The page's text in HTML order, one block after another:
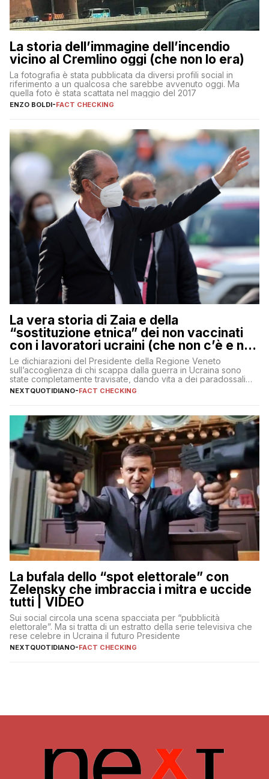
La storia dell’immagine dell’incendio
vicino al Cremlino oggi (che non lo era)
La fotografia è stata pubblicata da diversi profili social in
riferimento a un qualcosa che sarebbe avvenuto oggi. Ma
quella foto è stata scattata nel maggio del 2017
ENZO BOLDI-FACT CHECKING
La vera storia di Zaia e della
“sostituzione etnica” dei non vaccinati
con i lavoratori ucraini (che non c’è e non
ci sarà)
Le dichiarazioni del Presidente della Regione Veneto
sull’accoglienza di chi scappa dalla guerra in Ucraina sono
state completamente travisate, dando vita a dei paradossali
falsi che girano sui social
NEXTQUOTIDIANO-FACT CHECKING
La bufala dello “spot elettorale” con
Zelensky che imbraccia i mitra e uccide
tutti | VIDEO
Sui social circola una scena spacciata per “pubblicità
elettorale”. Ma si tratta di un estratto della serie televisiva che
rese celebre in Ucraina il futuro Presidente
NEXTQUOTIDIANO-FACT CHECKING